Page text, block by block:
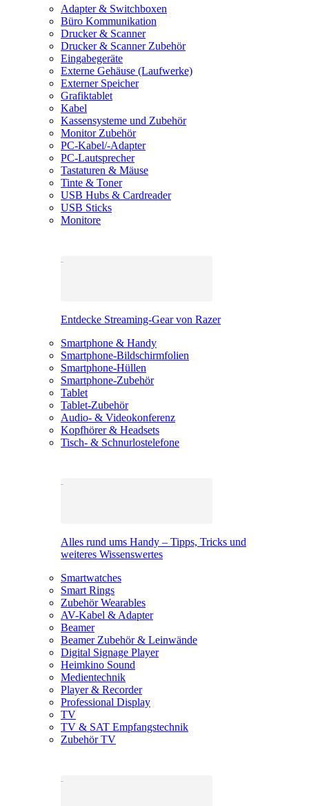
Adapter & Switchboxen
Büro Kommunikation
Drucker & Scanner
Drucker & Scanner Zubehör
Eingabegeräte
Externe Gehäuse (Laufwerke)
Externer Speicher
Grafiktablet
Kabel
Kassensysteme und Zubehör
Monitor Zubehör
PC-Kabel/-Adapter
PC-Lautsprecher
Tastaturen & Mäuse
Tinte & Toner
USB Hubs & Cardreader
USB Sticks
Monitore
Entdecke Streaming-Gear von Razer
Smartphone & Handy
Smartphone-Bildschirmfolien
Smartphone-Hüllen
Smartphone-Zubehör
Tablet
Tablet-Zubehör
Audio- & Videokonferenz
Kopfhörer & Headsets
Tisch- & Schnurlostelefone
Alles rund ums Handy – Tipps, Tricks und
weiteres Wissenswertes
Smartwatches
Smart Rings
Zubehör Wearables
AV-Kabel & Adapter
Beamer
Beamer Zubehör & Leinwände
Digital Signage Player
Heimkino Sound
Medientechnik
Player & Recorder
Professional Display
TV
TV & SAT Empfangstechnik
Zubehör TV